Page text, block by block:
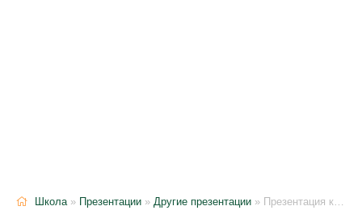
Школа» Презентации » Другие презентации » Презентация к классному часу по теме "Движение навстречу олимпиадам и интеллектуальным конкурсам. Тренировка памяти – залог будущего успеха"